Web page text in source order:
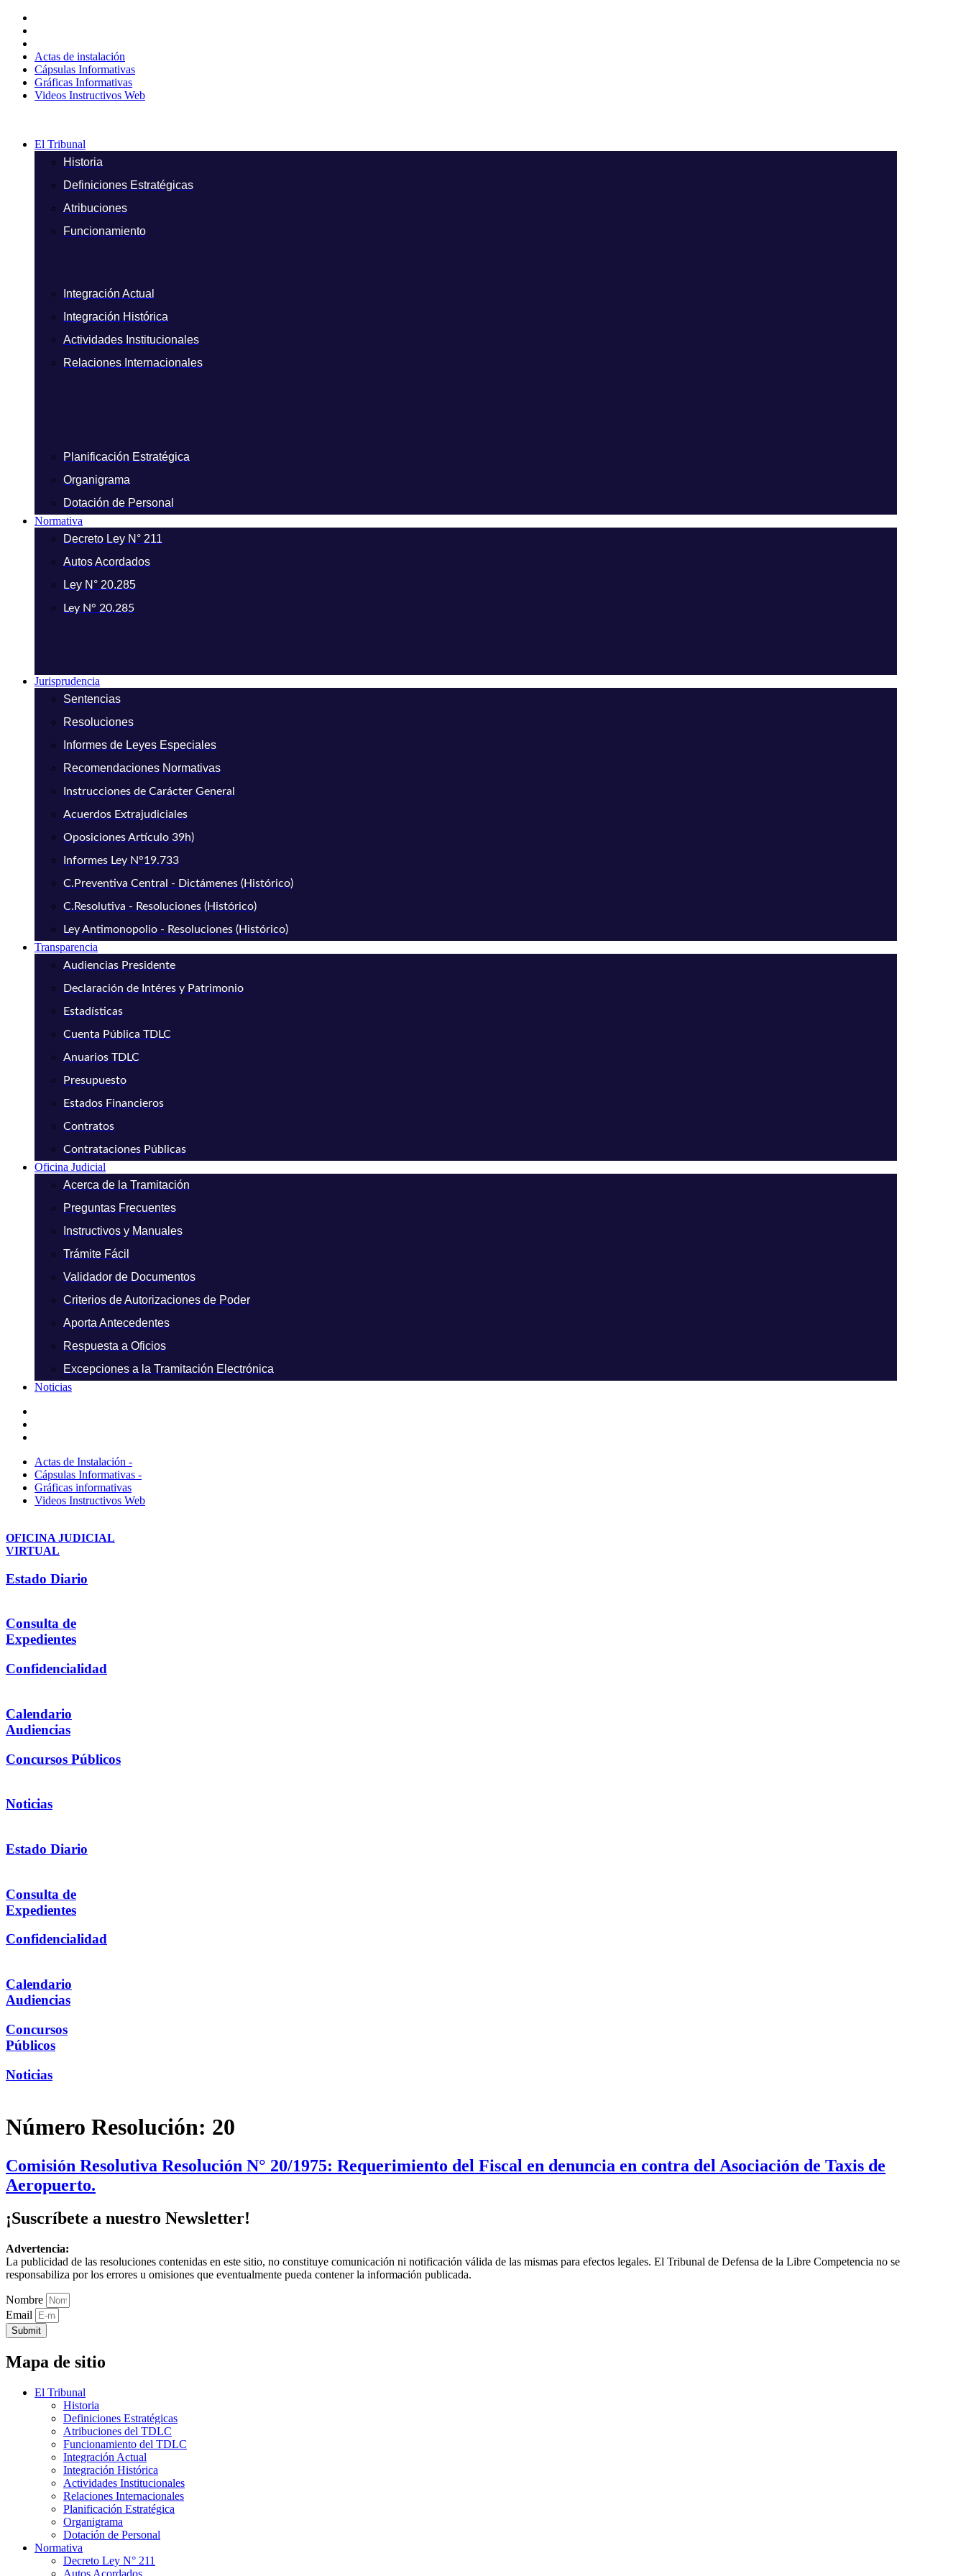
contenido
Actas de instalación
Cápsulas Informativas
Gráficas Informativas
Videos Instructivos Web
El Tribunal
Historia
Definiciones Estratégicas
Atribuciones
Funcionamiento
Integración Actual
Integración Histórica
Actividades Institucionales
Relaciones Internacionales
Planificación Estratégica
Organigrama
Dotación de Personal
Normativa
Decreto Ley N° 211
Autos Acordados
Ley N° 20.285
Ley N° 20.285
Jurisprudencia
Sentencias
Resoluciones
Informes de Leyes Especiales
Recomendaciones Normativas
Instrucciones de Carácter General
Acuerdos Extrajudiciales
Oposiciones Artículo 39h)
Informes Ley N°19.733
C.Preventiva Central - Dictámenes (Histórico)
C.Resolutiva - Resoluciones (Histórico)
Ley Antimonopolio - Resoluciones (Histórico)
Transparencia
Audiencias Presidente
Declaración de Intéres y Patrimonio
Estadísticas
Cuenta Pública TDLC
Anuarios TDLC
Presupuesto
Estados Financieros
Contratos
Contrataciones Públicas
Oficina Judicial
Acerca de la Tramitación
Preguntas Frecuentes
Instructivos y Manuales
Trámite Fácil
Validador de Documentos
Criterios de Autorizaciones de Poder
Aporta Antecedentes
Respuesta a Oficios
Excepciones a la Tramitación Electrónica
Noticias
Actas de Instalación -
Cápsulas Informativas -
Gráficas informativas
Videos Instructivos Web
OFICINA JUDICIAL
VIRTUAL
Estado Diario
Consulta de
Expedientes
Confidencialidad
Calendario
Audiencias
Concursos Públicos
Noticias
Estado Diario
Consulta de
Expedientes
Confidencialidad
Calendario
Audiencias
Concursos
Públicos
Noticias
Número Resolución: 20
Comisión Resolutiva Resolución N° 20/1975: Requerimiento del Fiscal en denuncia en contra del Asociación de Taxis de
Aeropuerto.
¡Suscríbete a nuestro Newsletter!
Advertencia:
La publicidad de las resoluciones contenidas en este sitio, no constituye comunicación ni notificación válida de las mismas para efectos legales. El Tribunal de Defensa de la Libre Competencia no se
responsabiliza por los errores u omisiones que eventualmente pueda contener la información publicada.
Nombre
Email
Submit
Mapa de sitio
El Tribunal
Historia
Definiciones Estratégicas
Atribuciones del TDLC
Funcionamiento del TDLC
Integración Actual
Integración Histórica
Actividades Institucionales
Relaciones Internacionales
Planificación Estratégica
Organigrama
Dotación de Personal
Normativa
Decreto Ley N° 211